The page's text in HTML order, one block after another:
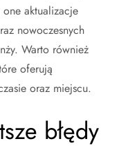
aktualizacje
nowoczesnych
Warto również
oferują
oraz miejscu.
błędy